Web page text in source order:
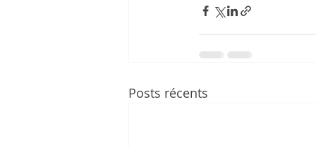
Posts récents